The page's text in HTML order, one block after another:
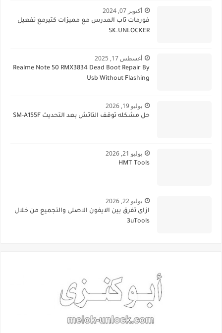
أكتوبر 07, 2024
فورمات تاب المدرس مع مميزات كتيرمع تفعيل
SK.UNLOCKER
أغسطس 17, 2025
Realme Note 50 RMX3834 Dead Boot Repair By
Usb Without Flashing
يوليو 19, 2026
حل مشكله توقف التاتش بعد التحديث SM-A155F
يوليو 21, 2026
HMT Tools
يوليو 22, 2026
ازاى تفرق بين الايفون الاصلى والتجميع من خلال
3uTools